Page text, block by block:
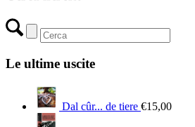
Le ultime uscite
Dal cûr... de tiere €15,00